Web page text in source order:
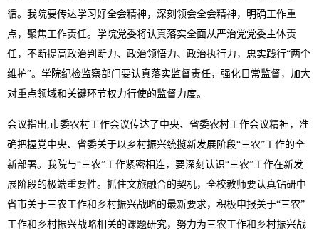
循。我院要传达学习好全会精神，深刻领会全会精神，明确工作重
点，聚焦工作责任。学院党委将认真落实全面从严治党党委主体责
任，不断提高政治判断力、政治领悟力、政治执行力，忠实践行“两个
维护”。学院纪检监察部门要认真落实监督责任，强化日常监督，加大
对重点领域和关键环节权力行使的监督力度。
会议指出,市委农村工作会议传达了中央、省委农村工作会议精神，准
确把握党中央、省委关于以乡村振兴统揽新发展阶段“三农”工作的全
新部署。我院与“三农”工作紧密相连，要深刻认识“三农”工作在新发
展阶段的极端重要性。抓住文旅融合的契机，全校教师要认真钻研中
省市关于三农工作和乡村振兴战略的最新要求，积极申报关于“三农”
工作和乡村振兴战略相关的课题研究，努力为三农工作和乡村振兴战